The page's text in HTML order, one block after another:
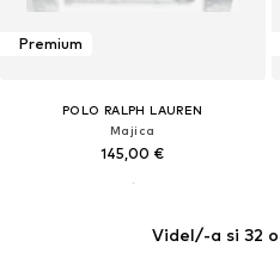
Premium
POLO RALPH LAUREN
Majica
145,00 €
Videl/-a si 32